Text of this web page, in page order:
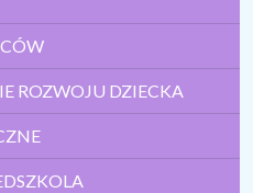
ROZWOJU DZIECKA